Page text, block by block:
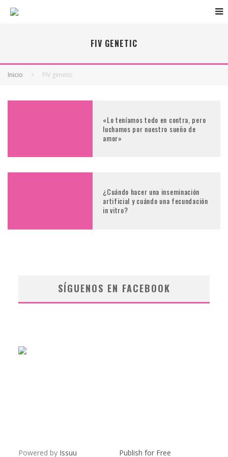
FIV GENETIC
Inicio FIV genetic
«Lo teníamos todo en contra, pero
luchamos por nuestro sueño de
amor»
¿Cuándo hacer una inseminación
artificial y cuándo una fecundación
in vitro?
SÍGUENOS EN FACEBOOK
Powered by Issuu Publish for Free